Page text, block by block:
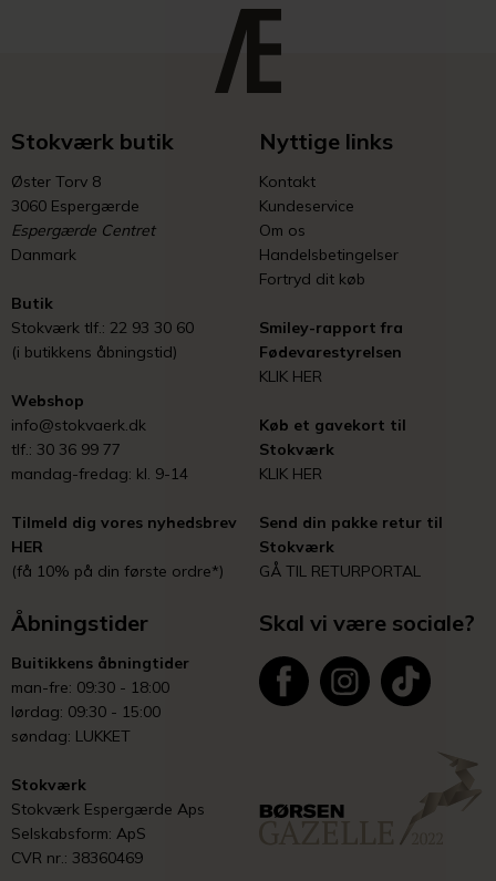
Stokværk butik
Øster Torv 8
3060 Espergærde
Espergærde Centret
Danmark
Butik
Stokværk tlf.: 22 93 30 60
(i butikkens åbningstid)
Webshop
info@stokvaerk.dk
tlf.: 30 36 99 77
mandag-fredag: kl. 9-14
Tilmeld dig vores nyhedsbrev
HER
(få 10% på din første ordre*)
Nyttige links
Kontakt
Kundeservice
Om os
Handelsbetingelser
Fortryd dit køb
Smiley-rapport fra
Fødevarestyrelsen
KLIK HER
Køb et gavekort til
Stokværk
KLIK HER
Send din pakke retur til
Stokværk
GÅ TIL RETURPORTAL
Åbningstider
Buitikkens åbningtider
man-fre: 09:30 - 18:00
lørdag: 09:30 - 15:00
søndag: LUKKET
Stokværk
Stokværk Espergærde Aps
Selskabsform: ApS
CVR nr.: 38360469
Skal vi være sociale?